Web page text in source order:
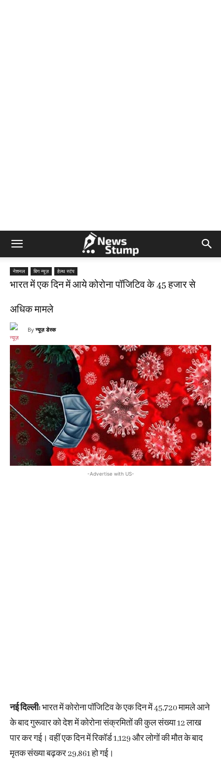
नेशनल बिग न्यूज़ हेल्थ स्टंप
भारत में एक दिन में आये कोरोना पॉजिटिव के 45 हजार से
अधिक मामले
By न्यूज़ डेस्क
-Advertise with US-
नई दिल्ली:भारत में कोरोना पॉजिटिव के एक दिन में 45,720 मामले आने
के बाद गुरूवार को देश में कोरोना संक्रमितों की कुल संख्या 12 लाख
पार कर गई। वहीं एक दिन में रिकॉर्ड 1,129 और लोगों की मौत के बाद
मृतक संख्या बढ़कर 29,861 हो गई।